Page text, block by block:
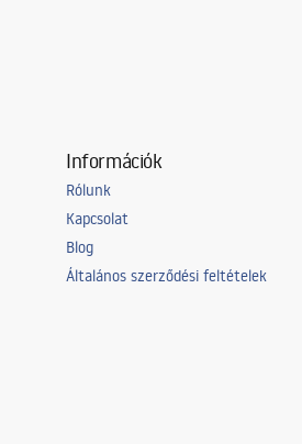
Információk
Rólunk
Kapcsolat
Blog
Általános szerződési feltételek